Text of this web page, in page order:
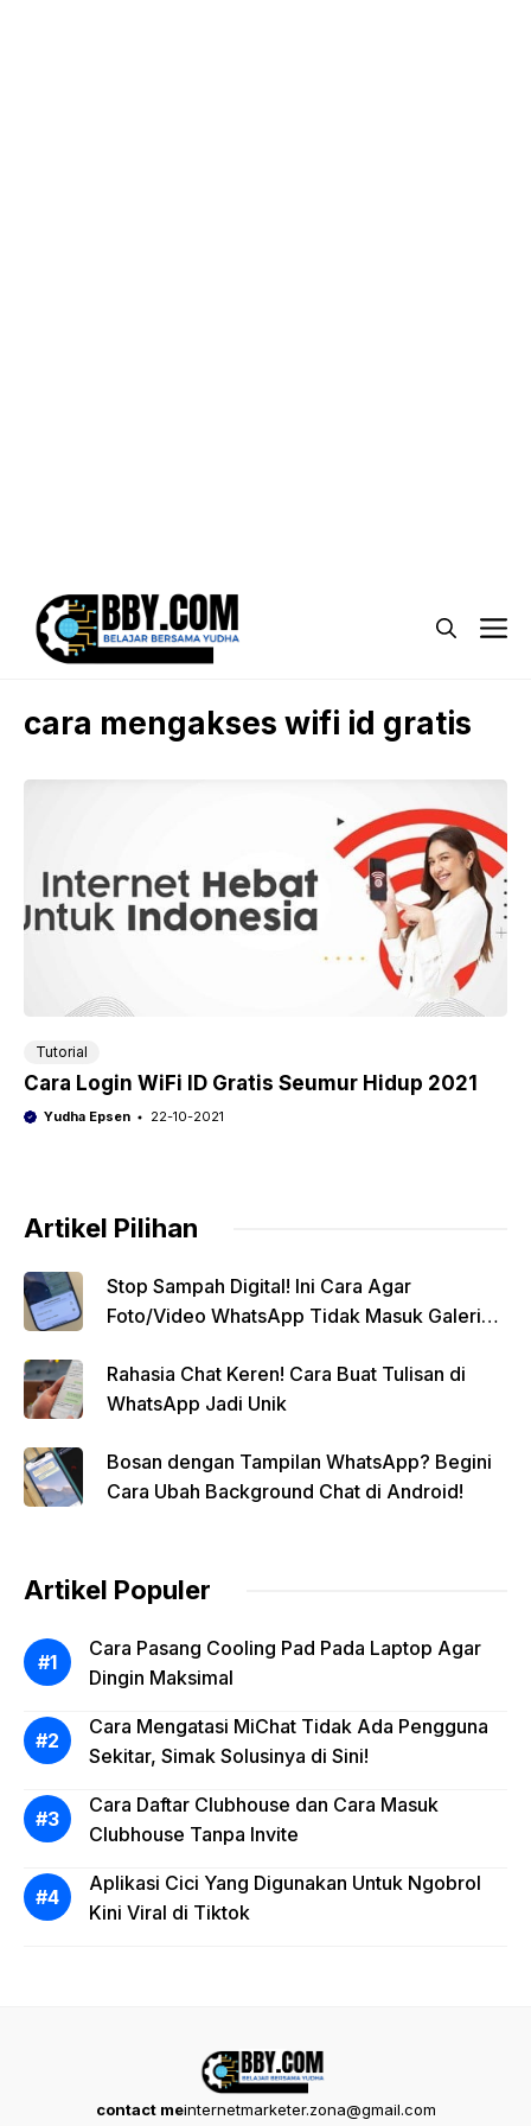
cara mengakses wifi id gratis
Tutorial
Cara Login WiFi ID Gratis Seumur Hidup 2021
Yudha Epsen 22-10-2021
Artikel Pilihan
Stop Sampah Digital! Ini Cara Agar
Foto/Video WhatsApp Tidak Masuk Galeri
Rahasia Chat Keren! Cara Buat Tulisan di
WhatsApp Jadi Unik
Bosan dengan Tampilan WhatsApp? Begini
Cara Ubah Background Chat di Android!
Artikel Populer
Cara Pasang Cooling Pad Pada Laptop Agar
Dingin Maksimal
Cara Mengatasi MiChat Tidak Ada Pengguna
Sekitar, Simak Solusinya di Sini!
Cara Daftar Clubhouse dan Cara Masuk
Clubhouse Tanpa Invite
Aplikasi Cici Yang Digunakan Untuk Ngobrol
Kini Viral di Tiktok
contact meinternetmarketer.zona@gmail.com